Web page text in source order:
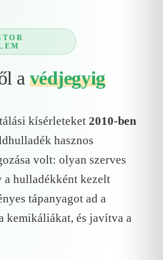
a védjegyig
kísérleteket 2010-ben
hasznos
volt: olyan szerves
a hulladékként kezelt
tápanyagot ad a
kemikáliákat, és javítva a